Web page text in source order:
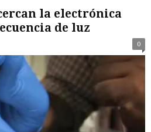
la electrónica
de luz
0